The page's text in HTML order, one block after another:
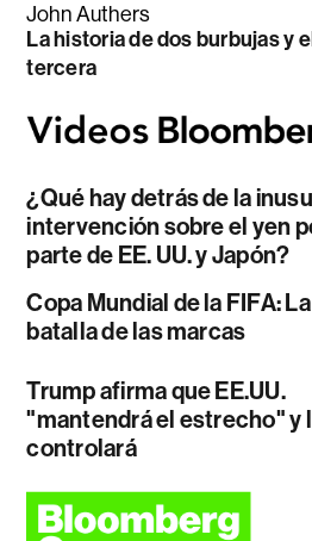
John Authers
La historia de dos burbujas y
tercera
¿Qué hay detrás de la
intervención sobre el yen
parte de EE. UU. y Japón?
Copa Mundial de la FIFA: La
batalla de las marcas
Trump afirma que EE.UU.
"mantendrá el estrecho" y
controlará